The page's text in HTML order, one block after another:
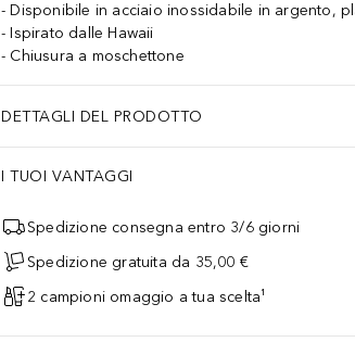
Disponibile in acciaio inossidabile in argento,
Ispirato dalle Hawaii
Chiusura a moschettone
DETTAGLI DEL PRODOTTO
I TUOI VANTAGGI
Spedizione consegna entro 3/6 giorni
Spedizione gratuita da 35,00 €
2 campioni omaggio a tua scelta¹